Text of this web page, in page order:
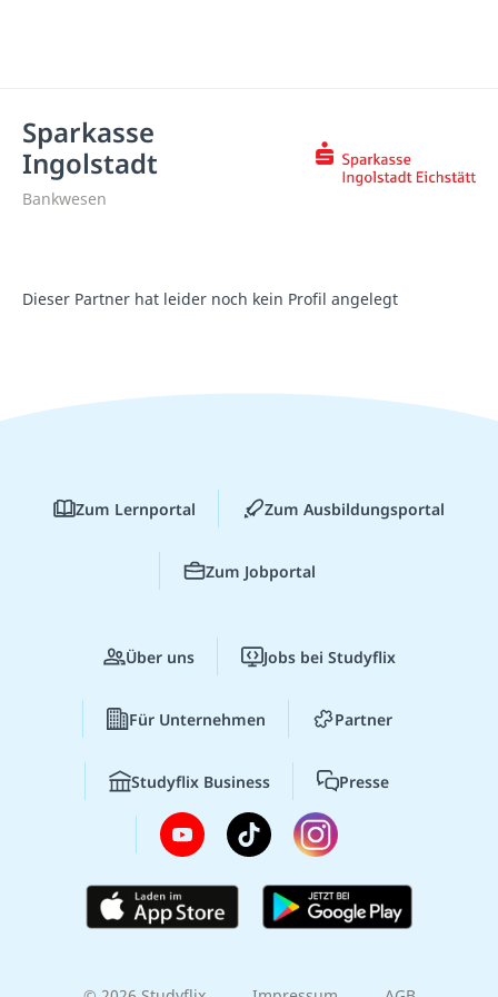
Sparkasse
Ingolstadt
Bankwesen
Dieser Partner hat leider noch kein Profil angelegt
Zum Lernportal Zum Ausbildungsportal
Zum Jobportal
Über uns Jobs bei Studyflix
Für Unternehmen Partner
Studyflix Business Presse